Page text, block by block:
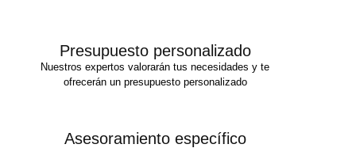
Presupuesto personalizado
Nuestros expertos valorarán tus necesidades y te
ofrecerán un presupuesto personalizado
Asesoramiento específico